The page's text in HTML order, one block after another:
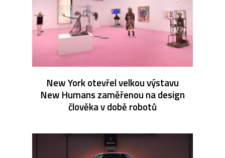
New York otevřel velkou výstavu
New Humans zaměřenou na design
člověka v době robotů